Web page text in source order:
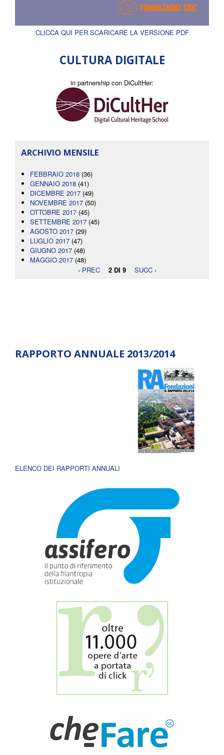
CLICCA QUI PER SCARICARE LA VERSIONE PDF
CULTURA DIGITALE
in partnership con DiCultHer:
ARCHIVIO MENSILE
FEBBRAIO 2018 (36)
GENNAIO 2018 (41)
DICEMBRE 2017 (49)
NOVEMBRE 2017 (50)
OTTOBRE 2017 (45)
SETTEMBRE 2017 (45)
AGOSTO 2017 (29)
LUGLIO 2017 (47)
GIUGNO 2017 (48)
MAGGIO 2017 (48)
‹ PREC
2 DI 9 SUCC ›
RAPPORTO ANNUALE 2013/2014
ELENCO DEI RAPPORTI ANNUALI